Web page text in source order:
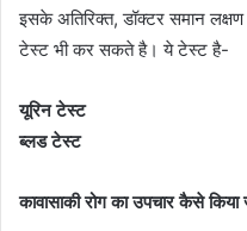
इसके अतिरिक्त, डॉक्टर समान लक्षण
टेस्ट भी कर सकते है। ये टेस्ट है-
यूरिन टेस्ट
ब्लड टेस्ट
कावासाकी रोग का उपचार कैसे किया